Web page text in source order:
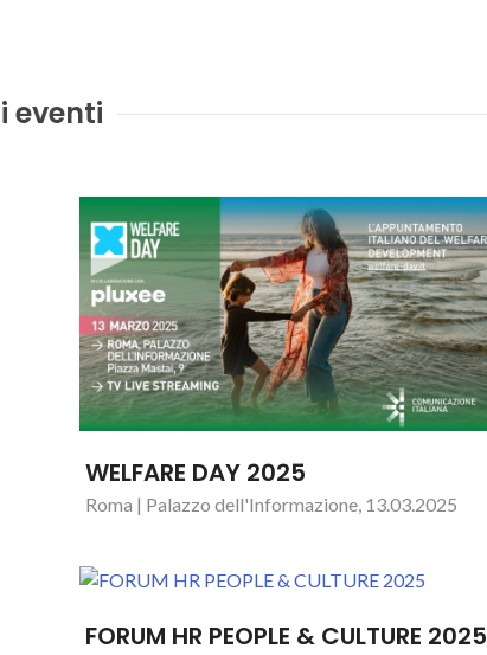
eventi
WELFARE DAY 2025
Roma | Palazzo dell'Informazione, 13.03.2025
FORUM HR PEOPLE & CULTURE 2025